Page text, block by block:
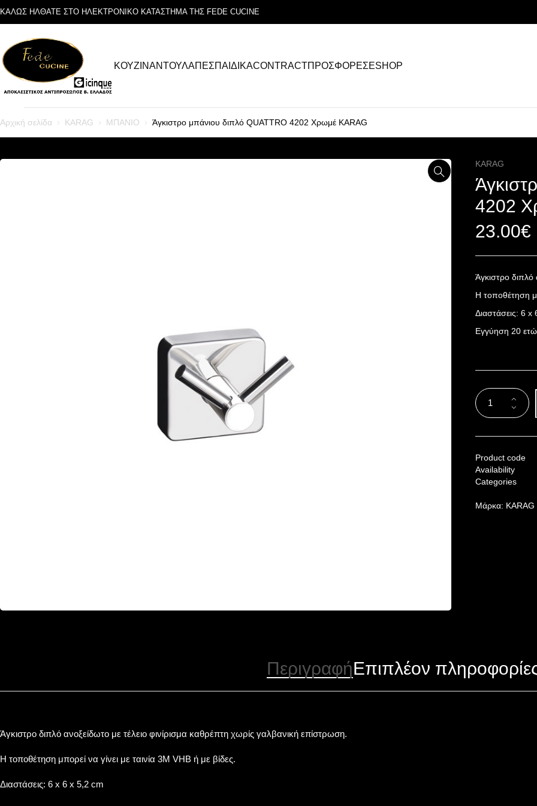
ΚΑΛΩΣ ΗΛΘΑΤΕ ΣΤΟ ΗΛΕΚΤΡΟΝΙΚΟ ΚΑΤΑΣΤΗΜΑ ΤΗΣ FEDE CUCINE
ΚΟΥΖΙΝΑΝΤΟΥΛΑΠΕΣΠΑΙΔΙΚΑCONTRACTΠΡΟΣΦΟΡΕΣESHOP
Αρχική σελίδα KARAG ΜΠΑΝΙΟ Άγκιστρο μπάνιου διπλό QUATTRO 4202 Χρωμέ KARAG
KARAG
4202
23.00€
Άγκιστρο διπλό
Η τοποθέτηση
Διαστάσεις: 6
Εγγύηση 20
Product code
Availability
Categories
Μάρκα: KARAG
ΠεριγραφήΕπιπλέον
Άγκιστρο διπλό ανοξείδωτo με τέλειο φινίρισμα καθρέπτη χωρίς γαλβανική επίστρωση.
Η τοποθέτηση μπορεί να γίνει με ταινία 3Μ VHB ή με βίδες.
Διαστάσεις: 6 x 6 x 5,2 cm